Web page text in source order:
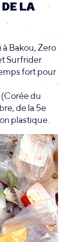
LA
à Bakou, Zero
Surfrider
fort pour
du
de la 5e
plastique.